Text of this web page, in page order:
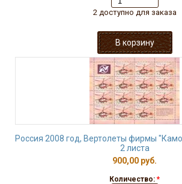
2 доступно для заказа
Россия 2008 год, Вертолеты фирмы
2 листа
900,00 руб.
Количество: *